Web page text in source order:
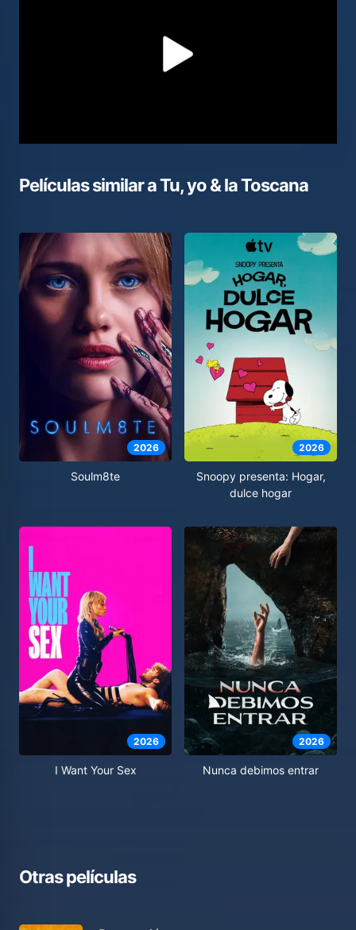
Películas similar aTu, yo & la Toscana
2026
Soulm8te
2026
Snoopy presenta: Hogar,
dulce hogar
2026
I Want Your Sex
2026
Nunca debimos entrar
Otras películas